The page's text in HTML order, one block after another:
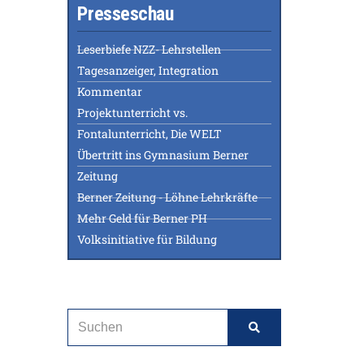
Presseschau
Leserbiefe NZZ- Lehrstellen
Tagesanzeiger, Integration
Kommentar
Projektunterricht vs.
Fontalunterricht, Die WELT
Übertritt ins Gymnasium Berner
Zeitung
Berner Zeitung - Löhne Lehrkräfte
Mehr Geld für Berner PH
Volksinitiative für Bildung